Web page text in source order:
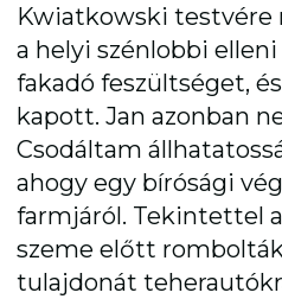
Kwiatkowski testvére
a helyi szénlobbi
fakadó feszültséget,
kapott. Jan azonban
Csodáltam
ahogy egy bírósági
farmjáról. Tekintettel
szeme előtt rombolták
tulajdonát